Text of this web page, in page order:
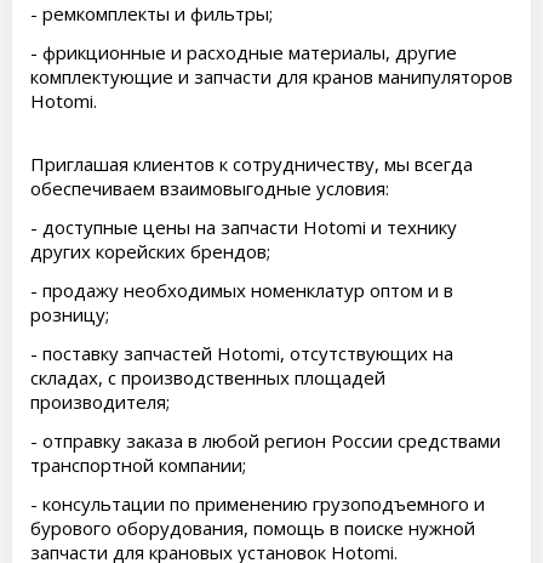
- ремкомплекты и фильтры;
- фрикционные и расходные материалы, другие
комплектующие и запчасти для кранов манипуляторов
Hotomi.
Приглашая клиентов к сотрудничеству, мы всегда
обеспечиваем взаимовыгодные условия:
- доступные цены на запчасти Hotomi и технику
других корейских брендов;
- продажу необходимых номенклатур оптом и в
розницу;
- поставку запчастей Hotomi, отсутствующих на
складах, с производственных площадей
производителя;
- отправку заказа в любой регион России средствами
транспортной компании;
- консультации по применению грузоподъемного и
бурового оборудования, помощь в поиске нужной
запчасти для крановых установок Hotomi.